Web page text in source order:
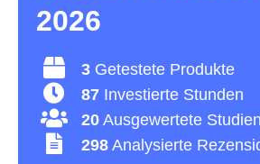
2026
3 Getestete Produkte
87 Investierte Stunden
20 Ausgewertete Studien
298 Analysierte